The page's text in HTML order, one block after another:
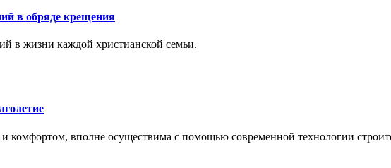
в обряде крещения
в жизни каждой христианской семьи.
вполне осуществима с помощью современной технологии